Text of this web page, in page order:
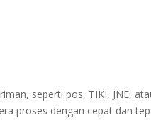
seperti pos, TIKI, JNE,
proses dengan cepat dan